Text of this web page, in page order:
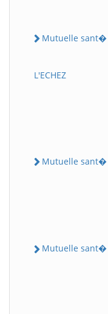
Mutuelle sant�
L'ECHEZ
Mutuelle sant�
Mutuelle sant�